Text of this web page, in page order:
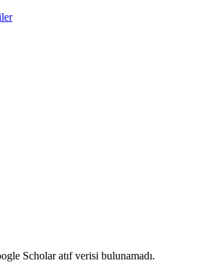
Scholar atıf verisi bulunamadı.